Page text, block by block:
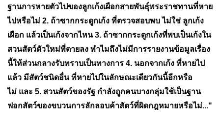
ฐานการหายตัวไปของลูกเก้งเผือกสายพันธุ์พระราชทานที่หาย
ไปหรือไม่ 2. ถ้าซากกระดูกเก้ง ที่ตรวจสอบพบ ไม่ใช่ ลูกเก้ง
เผือก แล้วเป็นเก้งจากไหน3. ถ้าซากกระดูกเก้งที่พบเป็นเก้งใน
สวนสัตว์ตัวใหม่ที่ตายลง ทำไมถึงไม่มีการรายงานข้อมูลเรื่อง
นี้ให้ส่วนกลางรับทราบเป็นทางการ 4. นอกจากเก้ง ที่หายไป
แล้ว มีสัตว์ชนิดอื่น ที่หายไปในลักษณะเดียวกันนี้อีกหรือ
ไม่ และ 5. สวนสัตว์ของรัฐ กำลังถูกคนบางกลุ่มใช้เป็นฐาน
ฟอกสัตว์ของขบวนการลักลอบค้าสัตว์ที่ผิดกฎหมายหรือไม่..."